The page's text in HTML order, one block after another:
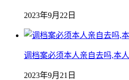
2023年9月22日
调档案必须本人亲自去吗,本
2023年9月21日